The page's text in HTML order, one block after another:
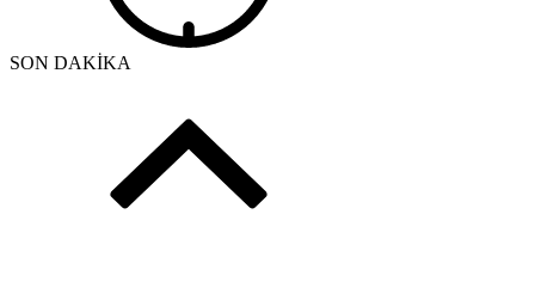
SON DAKİKA